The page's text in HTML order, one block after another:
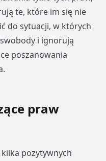
te, które im się nie
do sytuacji, w których
i ignorują
poszanowania
praw
pozytywnych